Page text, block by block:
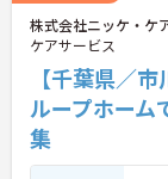
株式会社ニッケ・ケ
ケアサービス
【千葉県／
ループホーム
集